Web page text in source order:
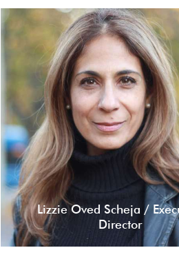
Lizzie Oved Scheja /
Director